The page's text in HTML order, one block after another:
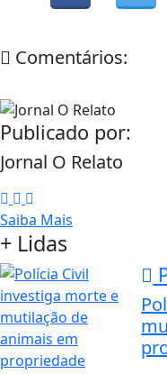
Comentários:
Publicado por:
Jornal O Relato
Saiba Mais
+ Lidas